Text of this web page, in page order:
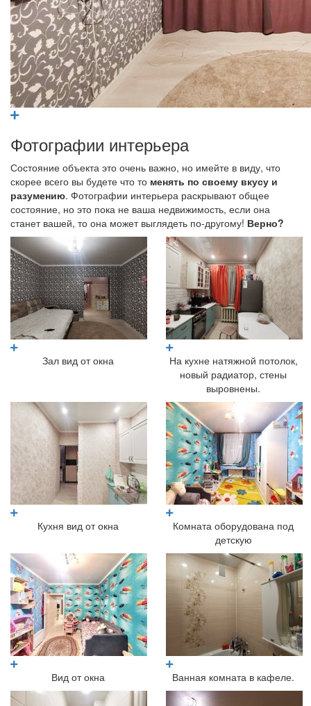
Фотографии интерьера
Состояние объекта это очень важно, но имейте в виду, что
скорее всего вы будете что то менять по своему вкусу и
разумению. Фотографии интерьера раскрывают общее
состояние, но это пока не ваша недвижимость, если она
станет вашей, то она может выглядеть по-другому! Верно?
Зал вид от окна
На кухне натяжной потолок,
новый радиатор, стены
выровнены.
Кухня вид от окна
Комната оборудована под
детскую
Вид от окна Ванная комната в кафеле.